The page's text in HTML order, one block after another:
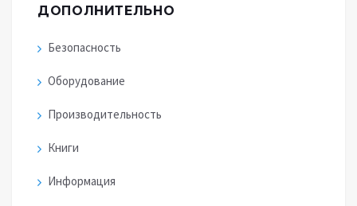
ДОПОЛНИТЕЛЬНО
Безопасность
Оборудование
Производительность
Книги
Информация